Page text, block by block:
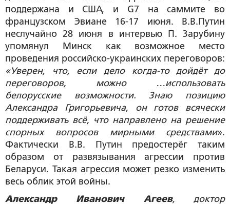
поддержана и США, и G7 на саммите во
французском Эвиане 16-17 июня. В.В.Путин
неслучайно 28 июня в интервью П. Зарубину
упомянул Минск как возможное место
проведения российско-украинских переговоров:
«Уверен, что, если дело когда-то дойдёт до
переговоров, можно …использовать
белорусские возможности. Знаю позицию
Александра Григорьевича, он готов всячески
поддерживать всё, что направлено на решение
спорных вопросов мирными средствами».
Фактически В.В. Путин предостерёг таким
образом от развязывания агрессии против
Беларуси. Такая агрессия может резко изменить
весь облик этой войны.
Александр Иванович Агеев, доктор